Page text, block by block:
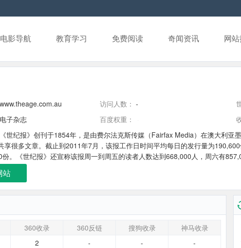
电影导航 教育学习 免费阅读 奇闻资讯 网
www.theage.com.au 访问人数： -
电子杂志 百度权重：
《世纪报》创刊于1854年，是由费尔法克斯传媒（Fairfax Media）在澳大利亚
享很多文章。截止到2011年7月，该报工作日时间平均每日的发行量为
份。《世纪报》还宣称该报周一到周五的读者人数达到668,000人，周六有
站
360收录 360反链 搜狗收录
神马收录
2 - -
-